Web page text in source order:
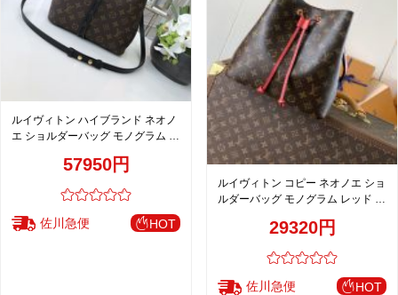
ルイヴィトン ハイブランド ネオノ
エ ショルダーバッグ モノグラム ブ
57950円
佐川急便 HOT
ルイヴィトン コピー ネオノエ ショ
ルダーバッグ モノグラム レッド レ
29320円
佐川急便 HOT